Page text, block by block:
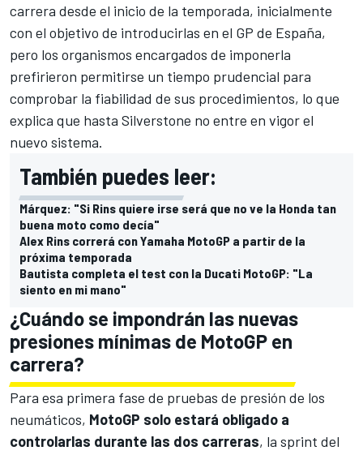
carrera desde el inicio de la temporada, inicialmente
con el objetivo de introducirlas en el GP de España,
pero los organismos encargados de imponerla
prefirieron permitirse un tiempo prudencial para
comprobar la fiabilidad de sus procedimientos, lo que
explica que hasta Silverstone no entre en vigor el
nuevo sistema.
También puedes leer:
Márquez: "Si Rins quiere irse será que no ve la Honda tan
buena moto como decía"
Alex Rins correrá con Yamaha MotoGP a partir de la
próxima temporada
Bautista completa el test con la Ducati MotoGP: "La
siento en mi mano"
¿Cuándo se impondrán las nuevas
presiones mínimas de MotoGP en
carrera?
Para esa primera fase de pruebas de presión de los
neumáticos, MotoGP solo estará obligado a
controlarlas durante las dos carreras, la sprint del